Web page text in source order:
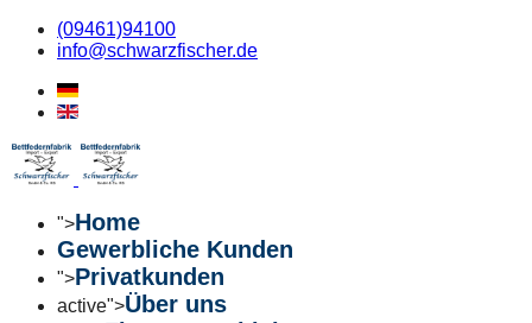
(09461)94100
info@schwarzfischer.de
">Home
Gewerbliche Kunden
">Privatkunden
active">Über uns